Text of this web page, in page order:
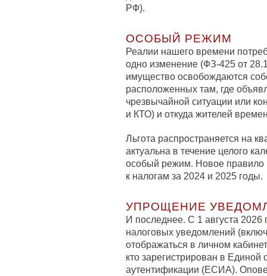
РФ).
ОСОБЫЙ РЕЖИМ
Реалии нашего времени
одно изменение (ФЗ-425 от
имущество освобождаются
расположенных там, где
чрезвычайной ситуации или
и КТО) и откуда жителей
Льгота распространяется на
актуальна в течение целого
особый режим. Новое правило
к налогам за 2024 и 2025 годы.
УПРОЩЕНИЕ
И последнее. С 1 августа
налоговых уведомлений
отображаться в личном
кто зарегистрирован в
аутентификации (ЕСИА).